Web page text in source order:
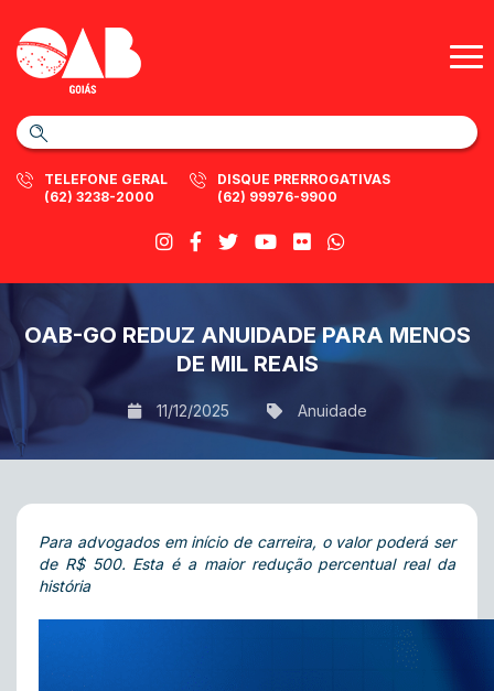
TELEFONE GERAL
(62) 3238-2000
DISQUE PRERROGATIVAS
(62) 99976-9900
OAB-GO REDUZ ANUIDADE PARA MENOS
DE MIL REAIS
11/12/2025 Anuidade
Para advogados em início de carreira, o valor poderá ser
de R$ 500. Esta é a maior redução percentual real da
história